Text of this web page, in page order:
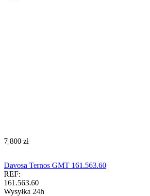
‍7 800‍ zł
Davosa Ternos GMT 161.563.60
REF:
161.563.60
Wysyłka 24h